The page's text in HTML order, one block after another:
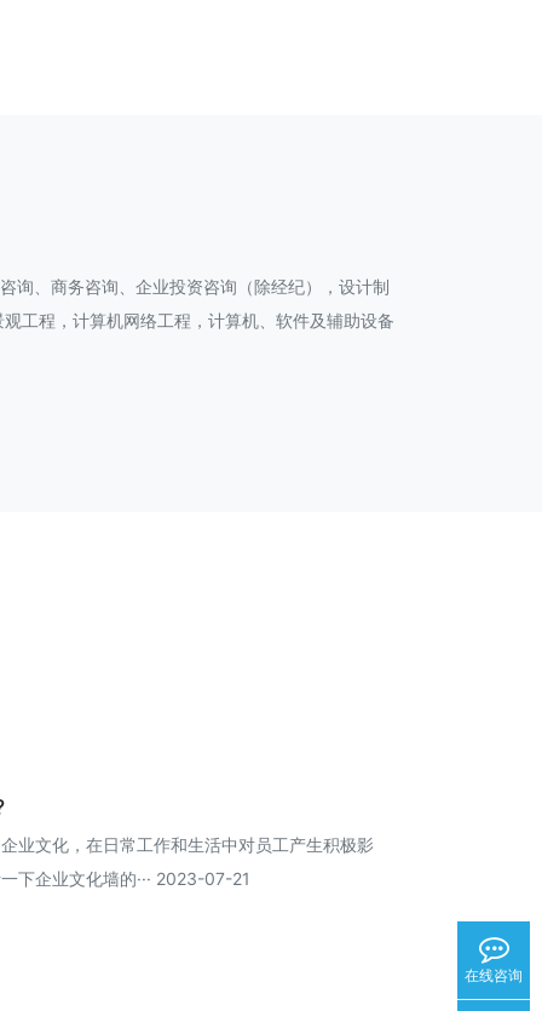
询、商务咨询、企业投资咨询（除经纪），设计制
工程，计算机网络工程，计算机、软件及辅助设备
业文化，在日常工作和生活中对员工产生积极影
下企业文化墙的··· 2023-07-21
在线咨询